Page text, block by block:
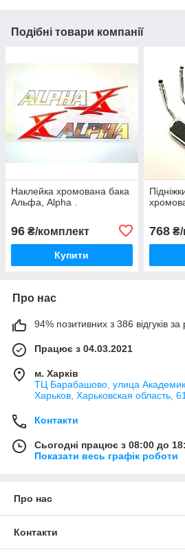
Подібні товари компанії
Наклейка хромована бака
Альфа, Alpha .
96 ₴/комплект
Купити
768₴/
Про нас
94% позитивних з 386 відгуків за
Працює з 04.03.2021
м. Харків
ТЦ Барабашово, улица
Харьков, Харьковская область,
Контакти
Сьогодні працює з 08:00 до
Показати весь графік роботи
Про нас
Контакти